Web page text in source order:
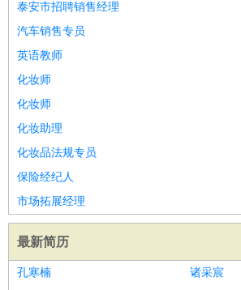
泰安市招聘销售经理
汽车销售专员
英语教师
化妆师
化妆师
化妆助理
化妆品法规专员
保险经纪人
市场拓展经理
最新简历
孔寒楠
诸采宸